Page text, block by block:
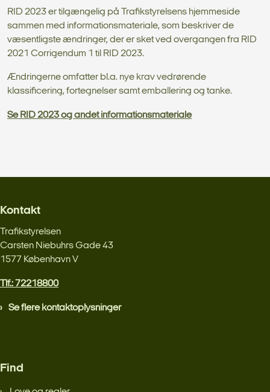
RID 2023 er tilgængelig på Trafikstyrelsens hjemmeside
sammen med informationsmateriale, som beskriver de
væsentligste ændringer, der er sket ved overgangen fra RID
2021 Corrigendum 1 til RID 2023.
Ændringerne omfatter bl.a. nye krav vedrørende
klassificering, fortegnelser samt emballering og tanke.
Se RID 2023 og andet informationsmateriale
Kontakt
Trafikstyrelsen
Carsten Niebuhrs Gade 43
1577 København V
Tlf.: 72218800
Se flere kontaktoplysninger
Find